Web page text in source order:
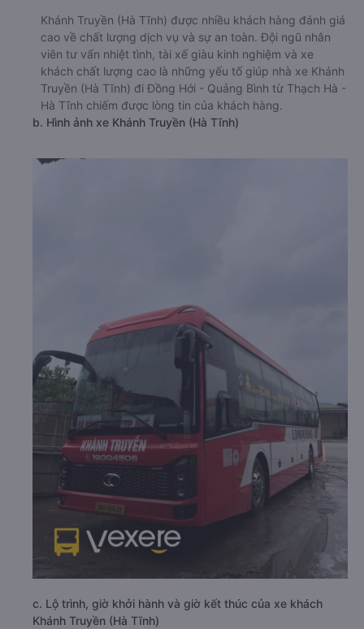
Khánh Truyền (Hà Tĩnh) được nhiều khách hàng đánh giá
cao về chất lượng dịch vụ và sự an toàn. Đội ngũ nhân
viên tư vấn nhiệt tình, tài xế giàu kinh nghiệm và xe
khách chất lượng cao là những yếu tố giúp nhà xe Khánh
Truyền (Hà Tĩnh) đi Đồng Hới - Quảng Bình từ Thạch Hà -
Hà Tĩnh chiếm được lòng tin của khách hàng.
b. Hình ảnh xe Khánh Truyền (Hà Tĩnh)
c. Lộ trình, giờ khởi hành và giờ kết thúc của xe khách
Khánh Truyền (Hà Tĩnh)